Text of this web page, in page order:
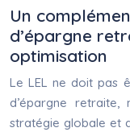
Un
d’épargne
optimisation
Le LEL ne doit pas
d’épargne retraite,
stratégie globale et